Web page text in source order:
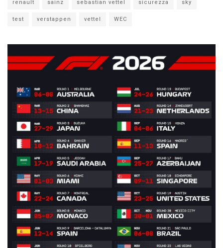
renault sainz sebastian vettel sicurezza sky
test verstappen vettel WEC